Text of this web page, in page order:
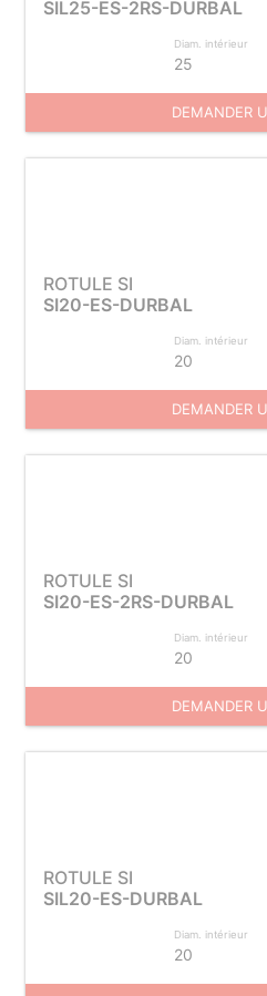
SIL25-ES-2RS-DURBAL
Diam. intérieur
25
DEMANDER
ROTULE SI
SI20-ES-DURBAL
Diam. intérieur
20
DEMANDER
ROTULE SI
SI20-ES-2RS-DURBAL
Diam. intérieur
20
DEMANDER
ROTULE SI
SIL20-ES-DURBAL
Diam. intérieur
20